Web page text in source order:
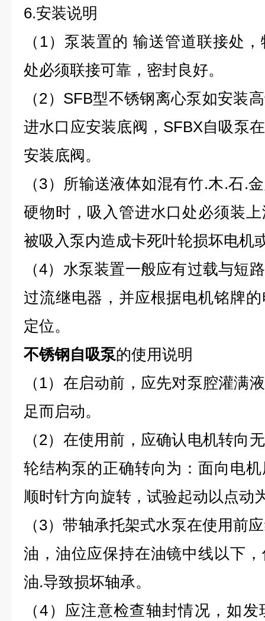
6.安装说明
（1）泵装置的 输送管道联接处
处必须联接可靠，密封良好。
（2）SFB型不锈钢离心泵如安装
进水口应安装底阀，SFBX自吸泵
安装底阀。
（3）所输送液体如混有竹.木.石.
硬物时，吸入管进水口处必须装
被吸入泵内造成卡死叶轮损坏电机
（4）水泵装置一般应有过载与短
过流继电器，并应根据电机铭牌
定位。
不锈钢自吸泵的使用说明
（1）在启动前，应先对泵腔灌满
足而启动。
（2）在使用前，应确认电机转向
轮结构泵的正确转向为：面向电
顺时针方向旋转，试验起动以点动
（3）带轴承托架式水泵在使用前
油，油位应保持在油镜中线以下
油.导致损坏轴承。
（4）应注意检查轴封情况，如